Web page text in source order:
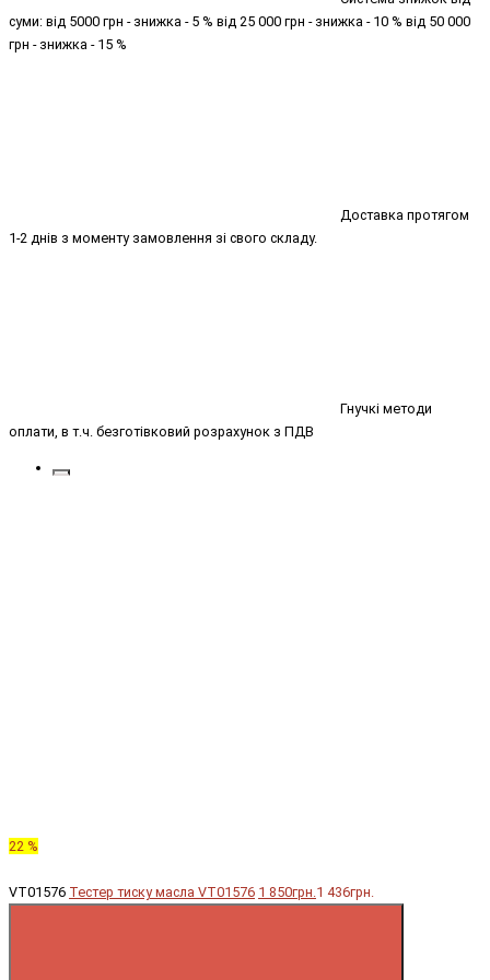
суми: від 5000 грн - знижка - 5 % від 25 000 грн - знижка - 10 % від 50 000
грн - знижка - 15 %
Доставка протягом
1-2 днів з моменту замовлення зі свого складу.
Гнучкі методи
оплати, в т.ч. безготівковий розрахунок з ПДВ
22 %
VT01576 Тестер тиску масла VT01576 1 850грн. 1 436грн.